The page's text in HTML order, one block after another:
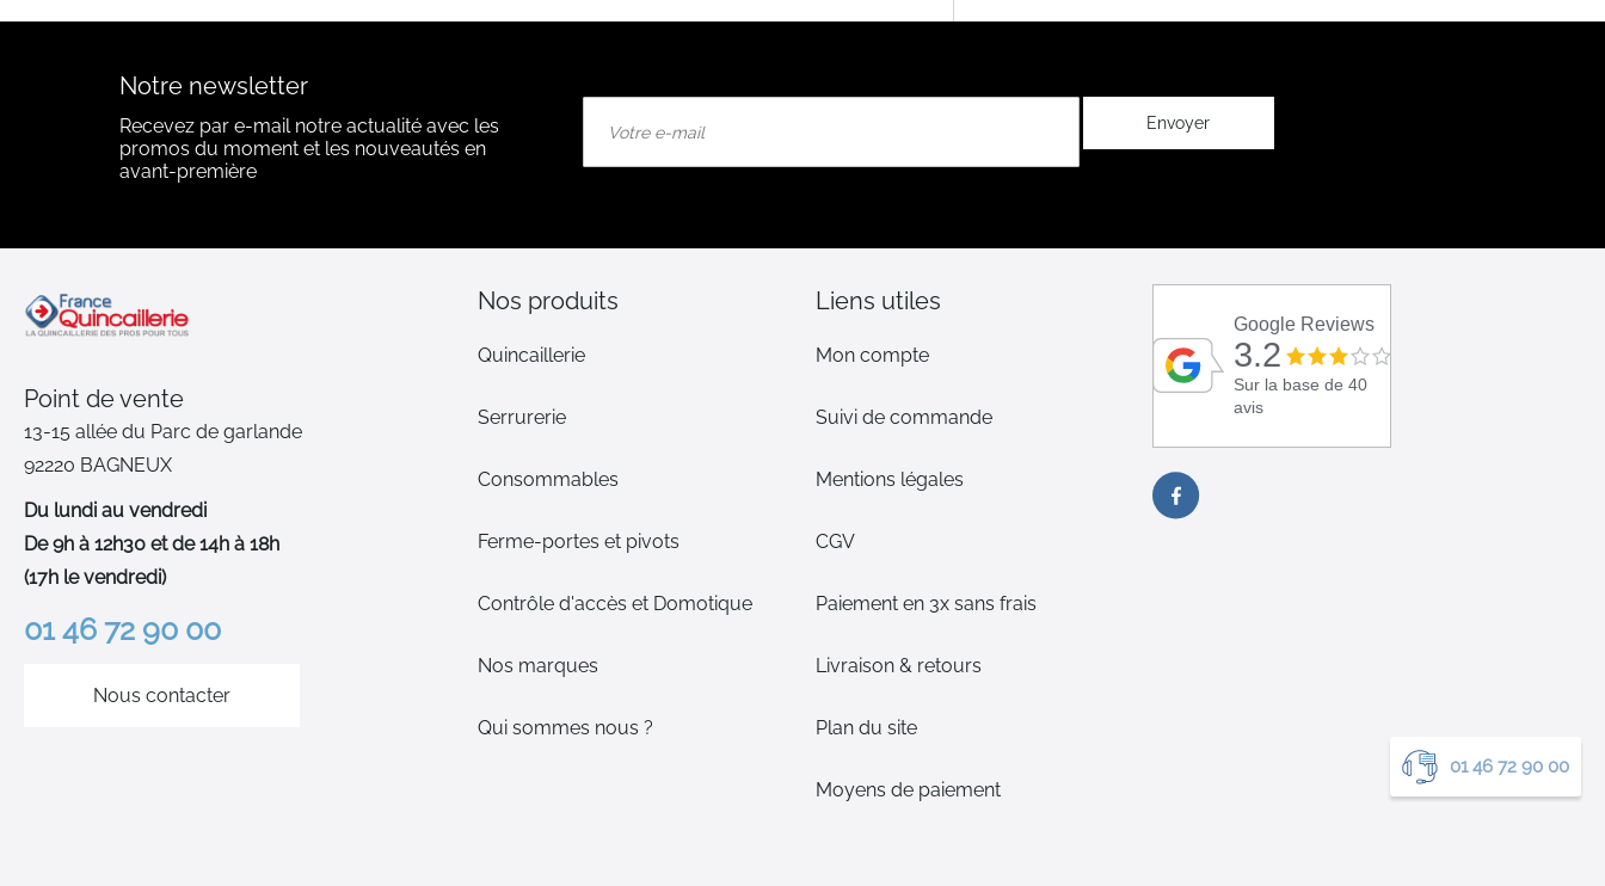
01 46 72 90 00
Notre newsletter
Recevez par e-mail notre actualité avec les
promos du moment et les nouveautés en
avant-première
notre
:
Envoyer
Point de vente
13-15 allée du Parc de garlande
92220 BAGNEUX
Du lundi au vendredi
De 9h à 12h30 et de 14h à 18h
(17h le vendredi)
01 46 72 90 00
Nous contacter
Nos produits
Quincaillerie
Serrurerie
Consommables
Ferme-portes et pivots
Contrôle d'accès et Domotique
Nos marques
Qui sommes nous ?
Liens utiles
Mon compte
Suivi de commande
Mentions légales
CGV
Paiement en 3x sans frais
Livraison & retours
Plan du site
Moyens de paiement
Google Reviews
3.2
Sur la base de 40
avis